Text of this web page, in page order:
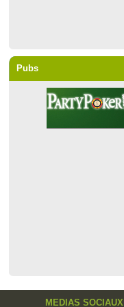
Pubs
MEDIAS SOCIAUX